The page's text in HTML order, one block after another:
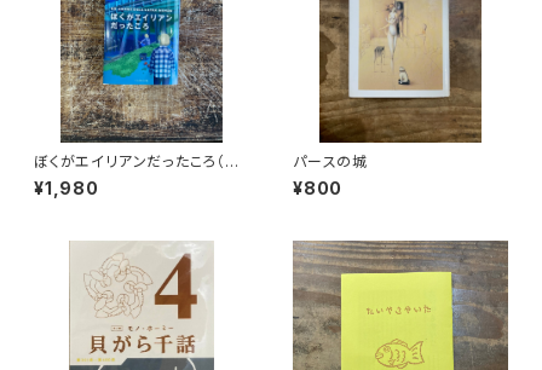
ぼくがエイリアンだったころ（Un
Amore dell'artro Mondo)
¥1,980
パースの城
¥800